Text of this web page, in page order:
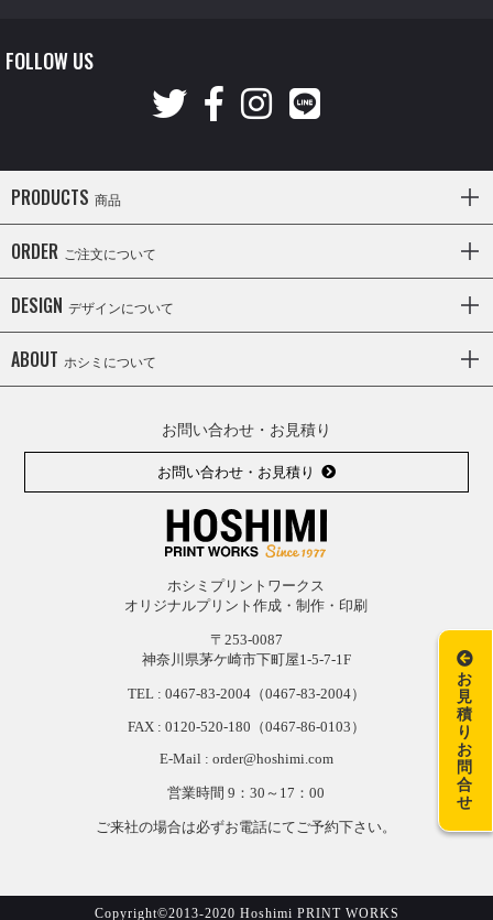
お
見
積
り
お
問
合
せ
FOLLOW US
PRODUCTS 商品
ORDER ご注文について
DESIGN デザインについて
ABOUT ホシミについて
お問い合わせ・お見積り
お問い合わせ・お見積り
ホシミプリントワークス
オリジナルプリント作成・制作・印刷
〒253-0087
神奈川県茅ケ崎市下町屋1-5-7-1F
TEL : 0467-83-2004（0467-83-2004）
FAX : 0120-520-180（0467-86-0103）
E-Mail : order@hoshimi.com
営業時間 9：30～17：00
ご来社の場合は必ずお電話にてご予約下さい。
Copyright©2013-2020 Hoshimi PRINT WORKS